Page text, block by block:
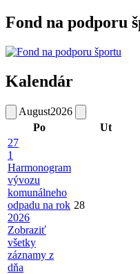
Fond na podporu
Kalendár
August2026
Po
Ut
27
1
Harmonogram
vývozu
komunálneho
odpadu na rok
2026
Zobraziť
všetky
záznamy z
dňa
28